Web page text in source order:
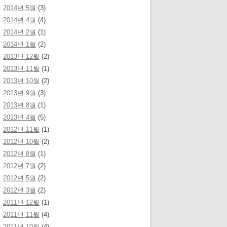
2014년 5월 (3)
2014년 4월 (4)
2014년 2월 (1)
2014년 1월 (2)
2013년 12월 (2)
2013년 11월 (1)
2013년 10월 (2)
2013년 9월 (3)
2013년 8월 (1)
2013년 4월 (5)
2012년 11월 (1)
2012년 10월 (2)
2012년 8월 (1)
2012년 7월 (2)
2012년 5월 (2)
2012년 3월 (2)
2011년 12월 (1)
2011년 11월 (4)